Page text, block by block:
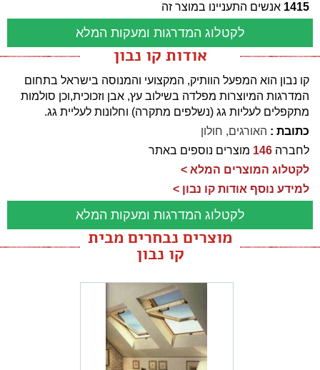
1415 אנשים התעניינו במוצר זה
לקטלוג המדרגות ומעקות המלא
אודות קו נבון
קו נבון הוא המפעל הוותיק, המקצועי והמנוסה בישראל בתחום
המדרגות המיוצרות מפלדה בשילוב עץ, אבן וזכוכית,וכן סולמות
מתקפלים לעליות גג (נשלפים מתקרה) וחלונות לעליית גג.
כתובת : האורגים, חולון
לחברה 146 מוצרים נוספים באתר
לקטלוג המוצרים המלא >
למידע נוסף אודות קו נבון >
לקטלוג המדרגות ומעקות המלא
מוצרים נבחרים מבית
קו נבון